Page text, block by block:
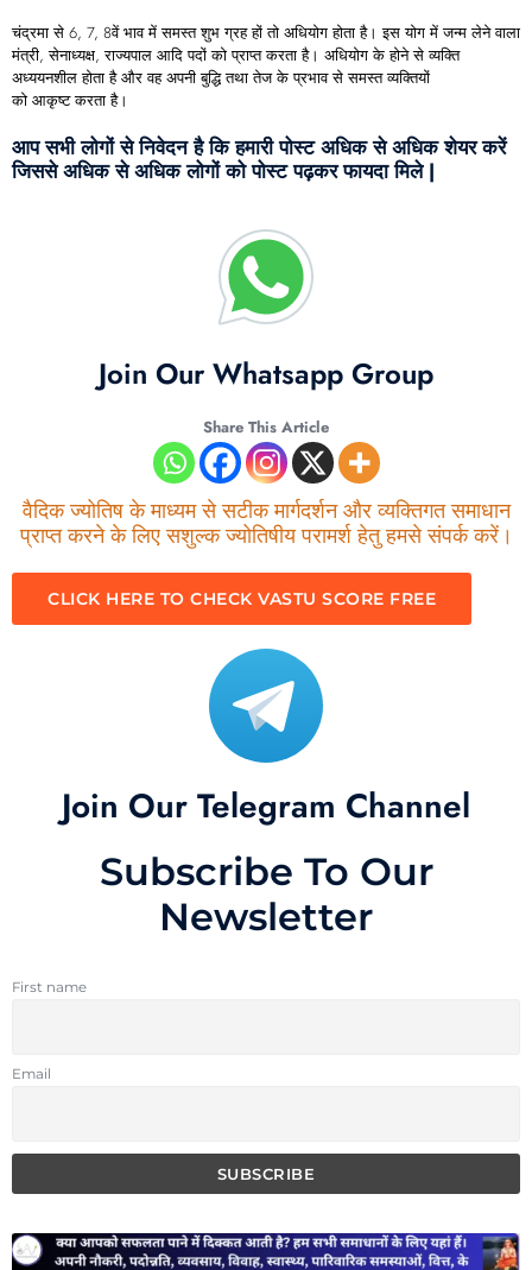
चंद्रमा से 6, 7, 8वें भाव में समस्त शुभ ग्रह हों तो अधियोग होता है। इस योग में जन्म लेने वाला
मंत्री, सेनाध्यक्ष, राज्यपाल आदि पदों को प्राप्त करता है। अधियोग के होने से व्यक्ति
अध्ययनशील होता है और वह अपनी बुद्धि तथा तेज के प्रभाव से समस्त व्यक्तियों
को आकृष्ट करता है।
आप सभी लोगों से निवेदन है कि हमारी पोस्ट अधिक से अधिक शेयर करें
जिससे अधिक से अधिक लोगों को पोस्ट पढ़कर फायदा मिले |
Join Our Whatsapp Group
Share This Article
वैदिक ज्योतिष के माध्यम से सटीक मार्गदर्शन और व्यक्तिगत समाधान
प्राप्त करने के लिए सशुल्क ज्योतिषीय परामर्श हेतु हमसे संपर्क करें।
CLICK HERE TO CHECK VASTU SCORE FREE
Join Our Telegram Channel
Subscribe To Our
Newsletter
First name
Email